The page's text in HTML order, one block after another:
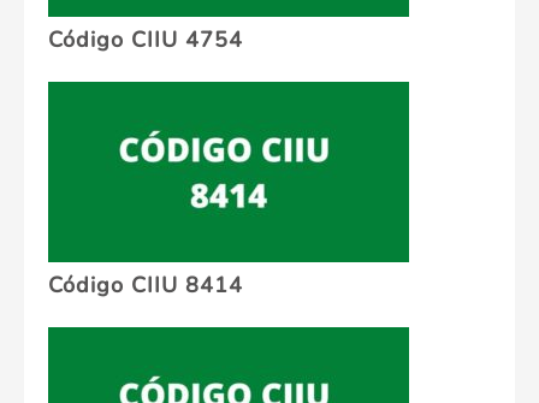
Código CIIU 4754
Código CIIU 8414